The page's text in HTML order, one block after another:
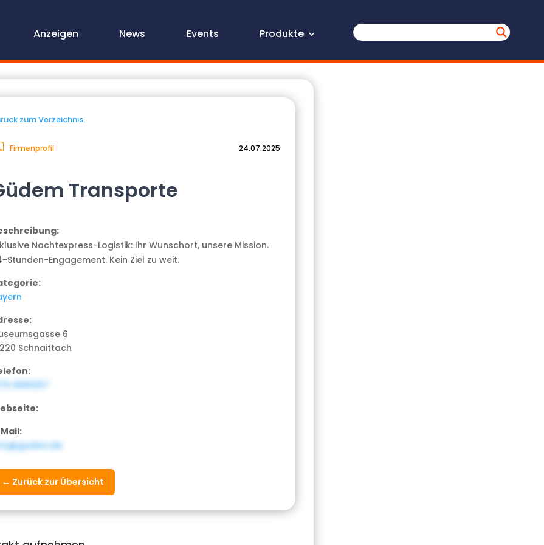
Anzeigen News Events Produkte
zum Verzeichnis.
Firmenprofil 24.07.2025
Transporte
Nachtexpress-Logistik: Ihr Wunschort, unsere Mission.
Stunden-Engagement. Kein Ziel zu weit.
6
Schnaittach
9691267
← Zurück zur Übersicht